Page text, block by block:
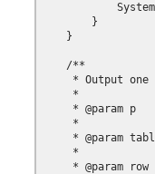
        }
    }
    /**
* Output one
     *
     * @param p
*
* @param
*
     * @param row